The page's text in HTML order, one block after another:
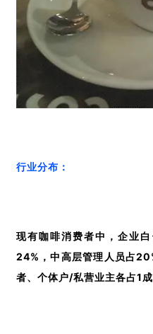
行业分布：
现有咖啡消费者中，企业
24%，中高层管理人员占
者、个体户/私营业主各占1成